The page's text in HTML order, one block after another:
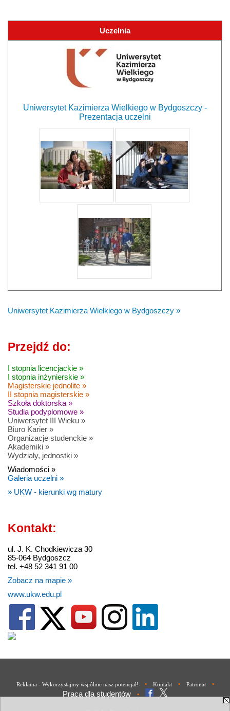
Uczelnia
Uniwersytet Kazimierza Wielkiego w Bydgoszczy -
Prezentacja uczelni
Uniwersytet Kazimierza Wielkiego w Bydgoszczy »
Przejdź do:
I stopnia licencjackie »
I stopnia inżynierskie »
Magisterskie jednolite »
II stopnia magisterskie »
Szkoła doktorska »
Studia podyplomowe »
Uniwersytet III Wieku »
Biuro Karier »
Organizacje studenckie »
Akademiki »
Wydziały, jednostki »
Wiadomości »
Galeria uczelni »
» UKW - kierunki wg matury
Kontakt:
ul. J. K. Chodkiewicza 30
85-064 Bydgoszcz
tel. +48 52 341 91 00
Zobacz na mapie »
www.ukw.edu.pl
Reklama - Wykorzystajmy wspólnie nasz potencjał! • Kontakt • Patronat •
Praca dla studentów •